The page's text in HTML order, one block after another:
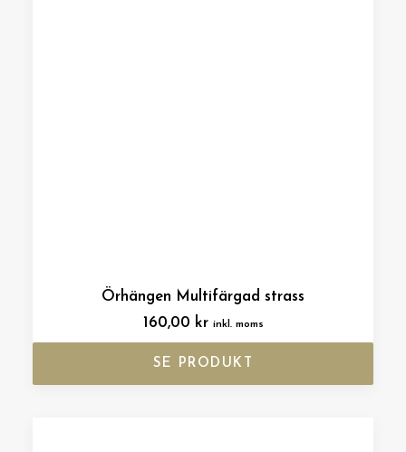
Örhängen Multifärgad strass
160,00 kr inkl. moms
SE PRODUKT